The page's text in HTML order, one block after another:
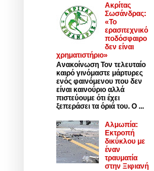
Ακρίτας
Σωσάνδρας:
«Το
ερασιτεχνικό
ποδόσφαιρο
δεν είναι
χρηματιστήριο»
Ανακοίνωση Τον τελευταίο
καιρό γινόμαστε μάρτυρες
ενός φαινόμενου που δεν
είναι καινούριο αλλά
πιστεύουμε ότι έχει
ξεπεράσει τα όριά του. Ο ...
Αλμωπία:
Εκτροπή
δικύκλου με
έναν
τραυματία
στην Ξιφιανή